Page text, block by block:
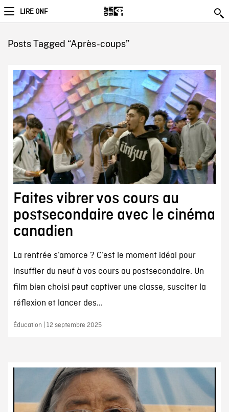
LIRE ONF
Posts Tagged “Après-coups”
Faites vibrer vos cours au
postsecondaire avec le cinéma
canadien
La rentrée s’amorce ? C’est le moment idéal pour
insuffler du neuf à vos cours au postsecondaire. Un
film bien choisi peut captiver une classe, susciter la
réflexion et lancer des...
Éducation | 12 septembre 2025